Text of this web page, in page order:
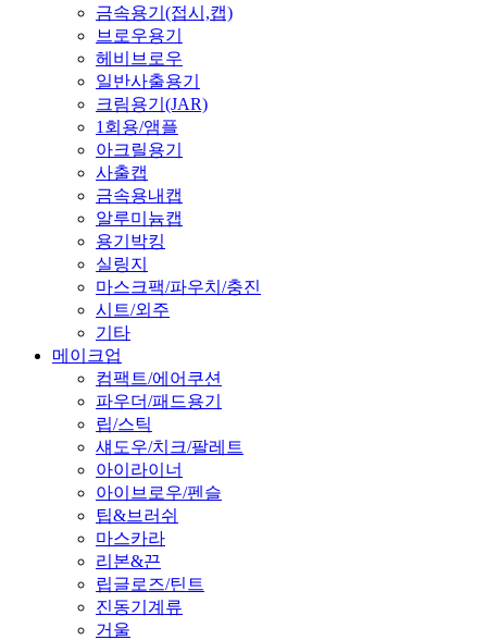
금속용기(접시,캡)
브로우용기
헤비브로우
일반사출용기
크림용기(JAR)
1회용/앰플
아크릴용기
사출캡
금속용내캡
알루미늄캡
용기박킹
실링지
마스크팩/파우치/충진
시트/외주
기타
메이크업
컴팩트/에어쿠션
파우더/패드용기
립/스틱
섀도우/치크/팔레트
아이라이너
아이브로우/펜슬
팁&브러쉬
마스카라
리본&끈
립글로즈/틴트
진동기계류
거울